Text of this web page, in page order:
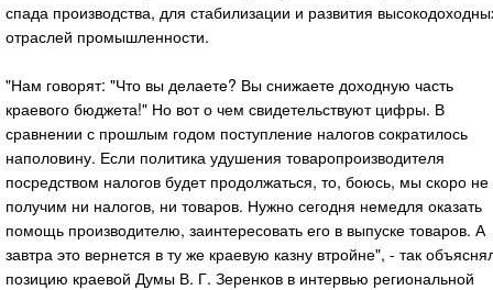
спада производства, для стабилизации и развития
отраслей промышленности.
"Нам говорят: "Что вы делаете? Вы снижаете доходную часть
краевого бюджета!" Но вот о чем свидетельствуют цифры. В
сравнении с прошлым годом поступление налогов сократилось
наполовину. Если политика удушения товаропроизводителя
посредством налогов будет продолжаться, то, боюсь, мы скоро не
получим ни налогов, ни товаров. Нужно сегодня немедля оказать
помощь производителю, заинтересовать его в выпуске товаров. А
завтра это вернется в ту же краевую казну втройне", - так
позицию краевой Думы В. Г. Зеренков в интервью региональной